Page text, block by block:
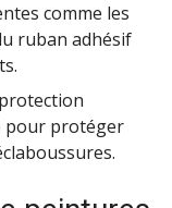
comme les
ruban adhésif
pour protéger